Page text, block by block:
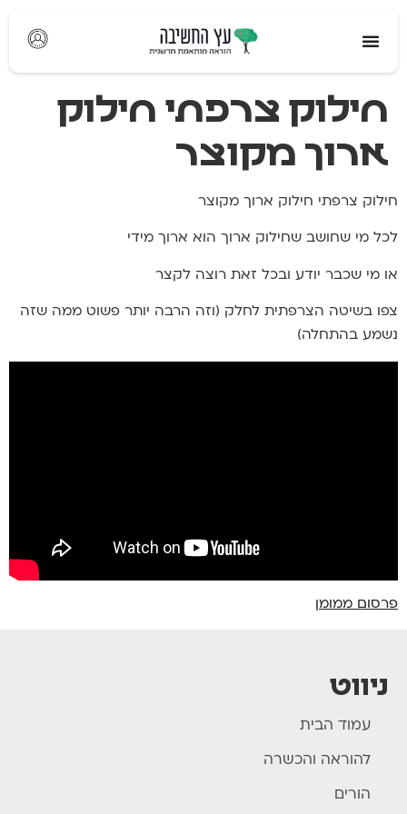
חילוק צרפתי חילוק
ארוך מקוצר
חילוק צרפתי חילוק ארוך מקוצר
לכל מי שחושב שחילוק ארוך הוא ארוך מידי
או מי שכבר יודע ובכל זאת רוצה לקצר
צפו בשיטה הצרפתית לחלק (וזה הרבה יותר פשוט ממה שזה
נשמע בהתחלה)
פרסום ממומן
ניווט
עמוד הבית
להוראה והכשרה
הורים